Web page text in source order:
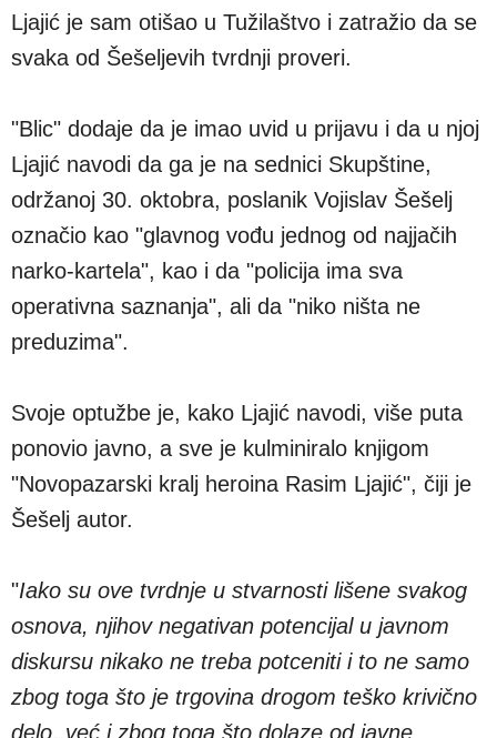
Ljajić je sam otišao u Tužilaštvo i zatražio da se
svaka od Šešeljevih tvrdnji proveri.
"Blic" dodaje da je imao uvid u prijavu i da u njoj
Ljajić navodi da ga je na sednici Skupštine,
održanoj 30. oktobra, poslanik Vojislav Šešelj
označio kao "glavnog vođu jednog od najjačih
narko-kartela", kao i da "policija ima sva
operativna saznanja", ali da "niko ništa ne
preduzima".
Svoje optužbe je, kako Ljajić navodi, više puta
ponovio javno, a sve je kulminiralo knjigom
"Novopazarski kralj heroina Rasim Ljajić", čiji je
Šešelj autor.
"Iako su ove tvrdnje u stvarnosti lišene svakog
osnova, njihov negativan potencijal u javnom
diskursu nikako ne treba potceniti i to ne samo
zbog toga što je trgovina drogom teško krivično
delo, već i zbog toga što dolaze od javne